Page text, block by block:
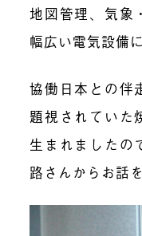
地図管理、気象
幅広い電気設備
協働日本との伴
題視されていた
生まれましたの
路さんからお話